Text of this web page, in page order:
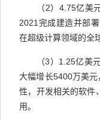
（2） 4.75亿美
2021 完成建造并部署
在超级计算领域的全
（3） 1.25亿美
大幅增长5400万美元
性，开发相关的软件
用。